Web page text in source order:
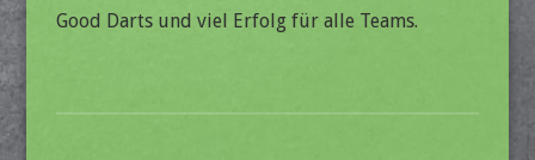
Good Darts und viel Erfolg für alle Teams.